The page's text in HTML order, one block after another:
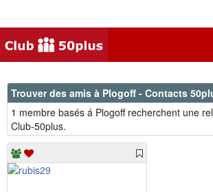
Trouver des amis à Plogoff - Contacts
1 membre basés á Plogoff recherchent une
Club-50plus.